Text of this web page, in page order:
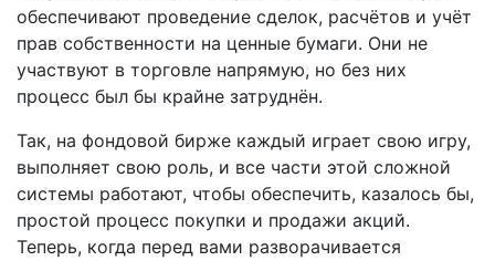
обеспечивают проведение сделок, расчётов и учёт
прав собственности на ценные бумаги. Они не
участвуют в торговле напрямую, но без них
процесс был бы крайне затруднён.
Так, на фондовой бирже каждый играет свою игру,
выполняет свою роль, и все части этой сложной
системы работают, чтобы обеспечить, казалось бы,
простой процесс покупки и продажи акций.
Теперь, когда перед вами разворачивается